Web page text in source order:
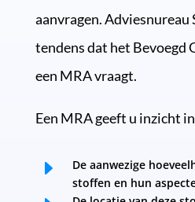
aanvragen. Adviesnureau
tendens dat het Bevoegd
een MRA vraagt.
Een MRA geeft u inzicht
E
De aanwezige
stoffen en hun